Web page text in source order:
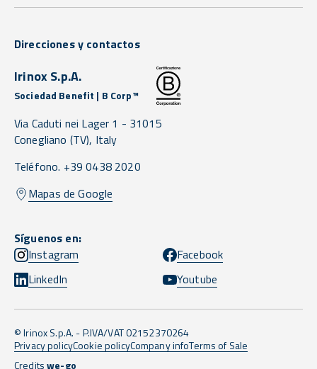
Direcciones y contactos
Irinox S.p.A.
Sociedad Benefit | B Corp™
Via Caduti nei Lager 1 - 31015
Conegliano (TV), Italy
Teléfono. +39 0438 2020
Mapas de Google
Síguenos en:
Instagram
Facebook
LinkedIn
Youtube
© Irinox S.p.A. - P.IVA/VAT 02152370264
Privacy policyCookie policyCompany infoTerms of Sale
Creditswe-go